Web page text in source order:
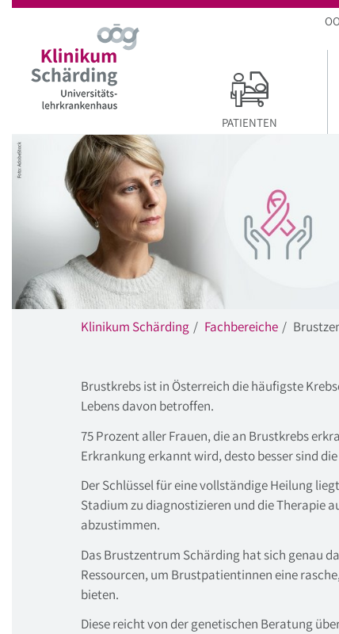
PATIENTEN
Klinikum Schärding Fachbereiche
Brustkrebs ist in Österreich die häufigste
Lebens davon betroffen.
75 Prozent aller Frauen, die an Brustkrebs
Erkrankung erkannt wird, desto besser sind
Der Schlüssel für eine vollständige Heilung
Stadium zu diagnostizieren und die Therapie
abzustimmen.
Das Brustzentrum Schärding hat sich genau
Ressourcen, um Brustpatientinnen eine
bieten.
Diese reicht von der genetischen Beratung